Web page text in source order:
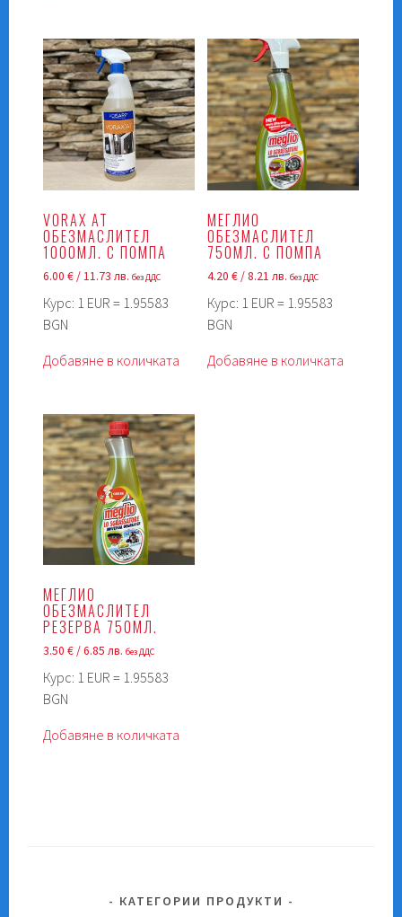
VORAX AT
OБЕЗМАСЛИТЕЛ
1000МЛ. С ПОМПА
6.00€/ 11.73 лв.без ДДС
Курс: 1 EUR = 1.95583
BGN
Добавяне в количката
МЕГЛИО
ОБЕЗМАСЛИТЕЛ
750МЛ. С ПОМПА
4.20€/ 8.21 лв.без ДДС
Курс: 1 EUR = 1.95583
BGN
Добавяне в количката
МЕГЛИО
ОБЕЗМАСЛИТЕЛ
РЕЗЕРВА 750МЛ.
3.50€/ 6.85 лв.без ДДС
Курс: 1 EUR = 1.95583
BGN
Добавяне в количката
КАТЕГОРИИ ПРОДУКТИ